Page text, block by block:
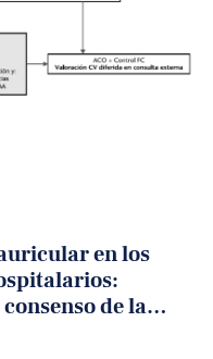
en los
de la